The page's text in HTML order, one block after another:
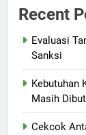
Recent
Evaluasi
Sanksi
Kebutuhan
Masih
Cekcok